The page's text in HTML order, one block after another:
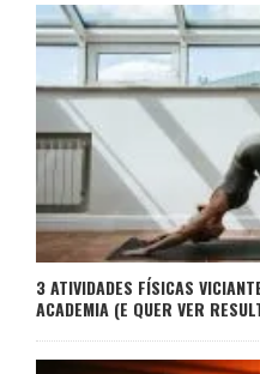
3 ATIVIDADES FÍSICAS
ACADEMIA (E QUER VER